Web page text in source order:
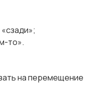
то».
на перемещение